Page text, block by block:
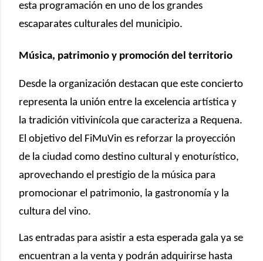
esta programación en uno de los grandes
escaparates culturales del municipio.
Música, patrimonio y promoción del territorio
Desde la organización destacan que este concierto
representa la unión entre la excelencia artística y
la tradición vitivinícola que caracteriza a Requena.
El objetivo del FiMuVin es reforzar la proyección
de la ciudad como destino cultural y enoturístico,
aprovechando el prestigio de la música para
promocionar el patrimonio, la gastronomía y la
cultura del vino.
Las entradas para asistir a esta esperada gala ya se
encuentran a la venta y podrán adquirirse hasta